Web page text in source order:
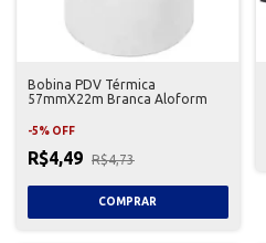
Bobina PDV Térmica
57mmX22m Branca Aloform
-5% OFF
R$4,49 R$4,73